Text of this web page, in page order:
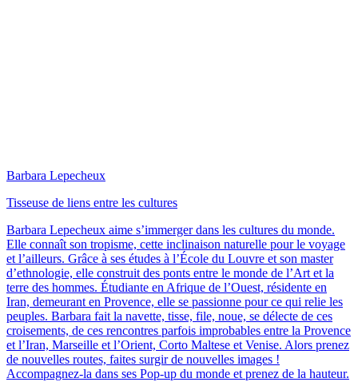
Barbara Lepecheux
Tisseuse de liens entre les cultures
Barbara Lepecheux aime s’immerger dans les cultures du monde.
Elle connaît son tropisme, cette inclinaison naturelle pour le voyage
et l’ailleurs. Grâce à ses études à l’École du Louvre et son master
d’ethnologie, elle construit des ponts entre le monde de l’Art et la
terre des hommes. Étudiante en Afrique de l’Ouest, résidente en
Iran, demeurant en Provence, elle se passionne pour ce qui relie les
peuples. Barbara fait la navette, tisse, file, noue, se délecte de ces
croisements, de ces rencontres parfois improbables entre la Provence
et l’Iran, Marseille et l’Orient, Corto Maltese et Venise. Alors prenez
de nouvelles routes, faites surgir de nouvelles images !
Accompagnez-la dans ses Pop-up du monde et prenez de la hauteur.